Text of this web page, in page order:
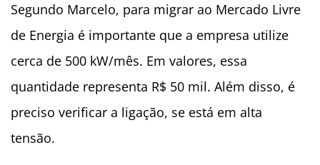
Segundo Marcelo, para migrar ao Mercado Livre
de Energia é importante que a empresa utilize
cerca de 500 kW/mês. Em valores, essa
quantidade representa R$ 50 mil. Além disso, é
preciso verificar a ligação, se está em alta
tensão.